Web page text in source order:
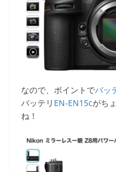
なので、ポイントでバッ
バッテリ EN-EN15cがち
ね！